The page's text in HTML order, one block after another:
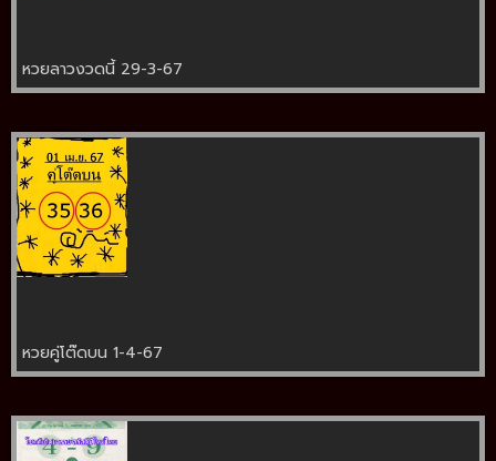
หวยลาวงวดนี้ 29-3-67
หวยคู่โต๊ดบน 1-4-67